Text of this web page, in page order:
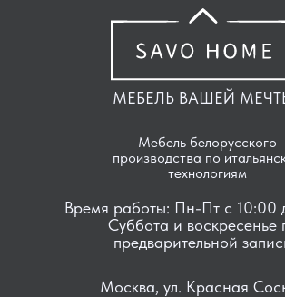
Время работы: Пн-Пт с 10:00
Суббота и воскресенье
предварительной
Москва, ул. Красная
Мебель белорусского
производства по
технологиям
МЕБЕЛЬ ВАШЕЙ